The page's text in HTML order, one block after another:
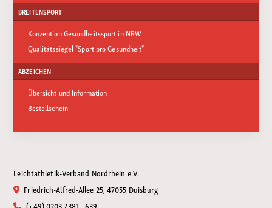
BREITENSPORT
Konzeption Gesundheitssport in NRW
Qualitätssiegel "Sport pro Gesundheit"
ABZEICHEN
Übersicht und Information
Bestellschein
Leichtathletik-Verband Nordrhein e.V.
Friedrich-Alfred-Allee 25, 47055 Duisburg
(+49) 0203 7381 - 639